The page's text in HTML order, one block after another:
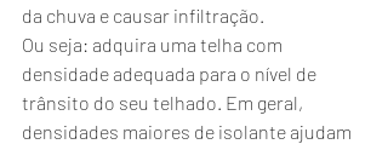
da chuva e causar infiltração.
Ou seja: adquira uma telha com
densidade adequada para o nível de
trânsito do seu telhado. Em geral,
densidades maiores de isolante ajudam